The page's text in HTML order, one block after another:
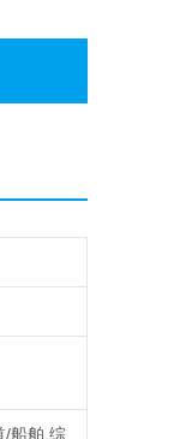
/船舶,综